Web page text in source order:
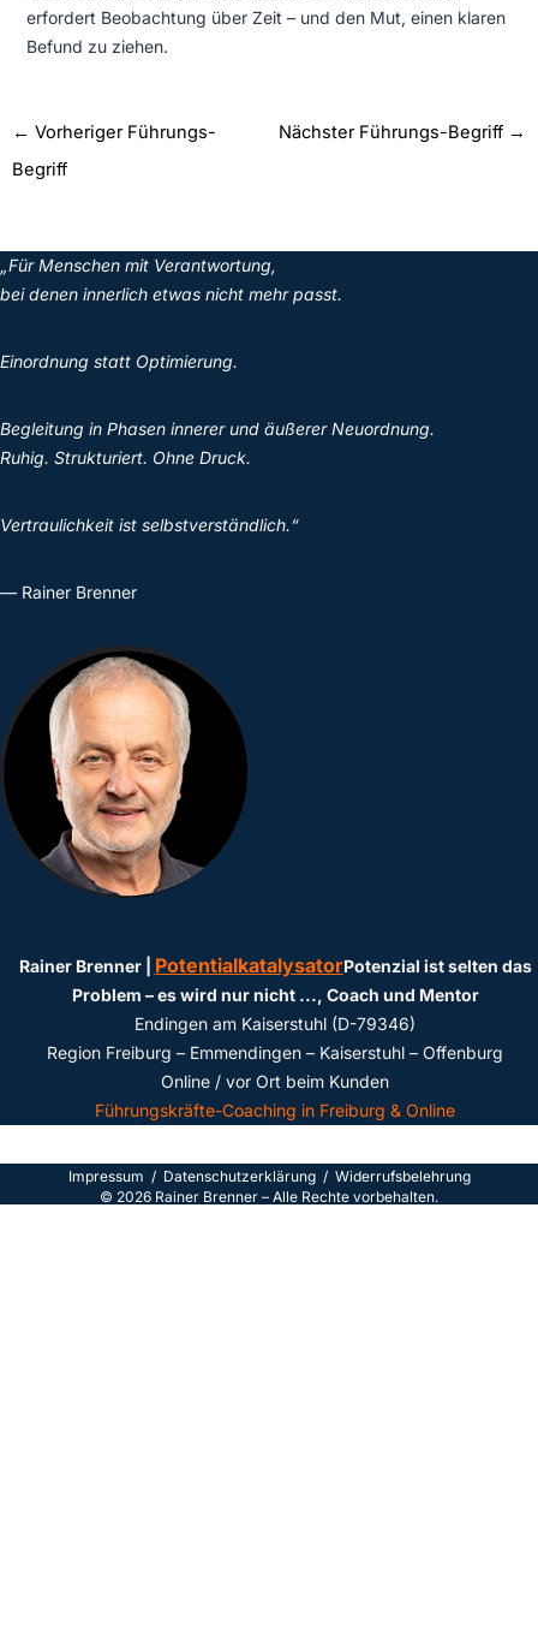
erfordert Beobachtung über Zeit – und den Mut, einen klaren
Befund zu ziehen.
← Vorheriger Führungs-
Begriff
Nächster Führungs-Begriff →
„Für Menschen mit Verantwortung,
bei denen innerlich etwas nicht mehr passt.
Einordnung statt Optimierung.
Begleitung in Phasen innerer und äußerer Neuordnung.
Ruhig. Strukturiert. Ohne Druck.
Vertraulichkeit ist selbstverständlich.“
— Rainer Brenner
Rainer Brenner | PotentialkatalysatorPotenzial ist selten das
Problem – es wird nur nicht ..., Coach und Mentor
Endingen am Kaiserstuhl (D-79346)
Region Freiburg – Emmendingen – Kaiserstuhl – Offenburg
Online / vor Ort beim Kunden
Führungskräfte-Coaching in Freiburg & Online
Impressum / Datenschutzerklärung / Widerrufsbelehrung
© 2026 Rainer Brenner – Alle Rechte vorbehalten.